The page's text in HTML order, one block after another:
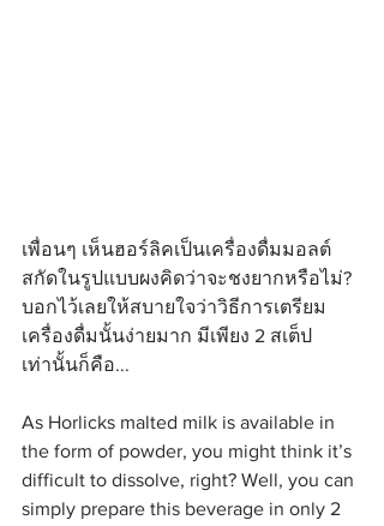
เพื่อนๆ เห็นฮอร์ลิคเป็นเครื่องดื่มมอลต์
สกัดในรูปแบบผงคิดว่าจะชงยากหรือไม่?
บอกไว้เลยให้สบายใจว่าวิธีการเตรียม
เครื่องดื่มนั้นง่ายมาก มีเพียง 2 สเต็ป
เท่านั้นก็คือ...
As Horlicks malted milk is available in
the form of powder, you might think it’s
difficult to dissolve, right? Well, you can
simply prepare this beverage in only 2